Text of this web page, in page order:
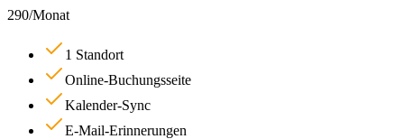
290/Monat
1 Standort
Online-Buchungsseite
Kalender-Sync
E-Mail-Erinnerungen